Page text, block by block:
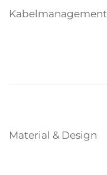
Kabelmanagement
Material & Design